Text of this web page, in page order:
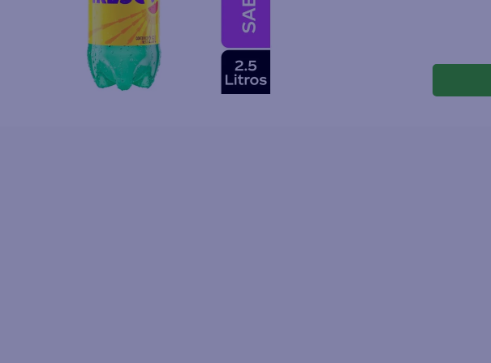
10. frijoles